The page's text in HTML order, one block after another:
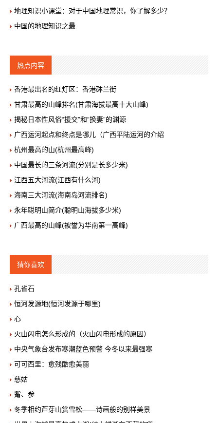
地理知识小课堂：对于中国地理常识，你了解多少？
中国的地理知识之最
热点内容
香港最出名的红灯区：香港砵兰街
甘肃最高的山峰排名(甘肃海拔最高十大山峰)
揭秘日本性风俗“援交”和“换妻”的渊源
广西运河起点和终点是哪儿（广西平陆运河的介绍
杭州最高的山(杭州最高峰)
中国最长的三条河流(分别是长多少米)
江西五大河流(江西有什么河)
海南三大河流(海南岛河流排名)
永年聪明山简介(聪明山海拔多少米)
广西最高的山峰(被誉为华南第一高峰)
猜你喜欢
孔雀石
恒河发源地(恒河发源于哪里)
心
火山闪电怎么形成的（火山闪电形成的原因）
中央气象台发布寒潮蓝色预警 今冬以来最强寒
可可西里：愈残酷愈美丽
慈姑
觜、参
冬季相约芦芽山赏雪松——诗画般的别样美景